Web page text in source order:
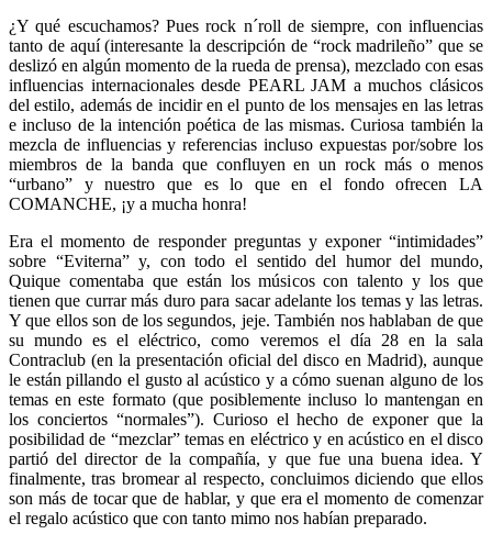
¿Y qué escuchamos? Pues rock n´roll de siempre, con influencias
tanto de aquí (interesante la descripción de “rock madrileño” que se
deslizó en algún momento de la rueda de prensa), mezclado con esas
influencias internacionales desde PEARL JAM a muchos clásicos
del estilo, además de incidir en el punto de los mensajes en las letras
e incluso de la intención poética de las mismas. Curiosa también la
mezcla de influencias y referencias incluso expuestas por/sobre los
miembros de la banda que confluyen en un rock más o menos
“urbano” y nuestro que es lo que en el fondo ofrecen LA
COMANCHE, ¡y a mucha honra!
Era el momento de responder preguntas y exponer “intimidades”
sobre “Eviterna” y, con todo el sentido del humor del mundo,
Quique comentaba que están los músicos con talento y los que
tienen que currar más duro para sacar adelante los temas y las letras.
Y que ellos son de los segundos, jeje. También nos hablaban de que
su mundo es el eléctrico, como veremos el día 28 en la sala
Contraclub (en la presentación oficial del disco en Madrid), aunque
le están pillando el gusto al acústico y a cómo suenan alguno de los
temas en este formato (que posiblemente incluso lo mantengan en
los conciertos “normales”). Curioso el hecho de exponer que la
posibilidad de “mezclar” temas en eléctrico y en acústico en el disco
partió del director de la compañía, y que fue una buena idea. Y
finalmente, tras bromear al respecto, concluimos diciendo que ellos
son más de tocar que de hablar, y que era el momento de comenzar
el regalo acústico que con tanto mimo nos habían preparado.